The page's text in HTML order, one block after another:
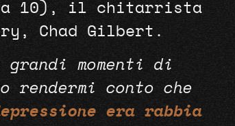
10), il chitarrista
Chad Gilbert.
momenti di
rendermi conto che
era rabbia